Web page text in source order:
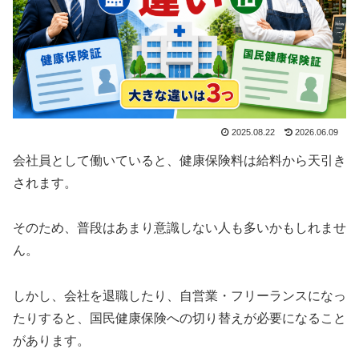
2025.08.22 2026.06.09
会社員として働いていると、健康保険料は給料から天引き
されます。
そのため、普段はあまり意識しない人も多いかもしれませ
ん。
しかし、会社を退職したり、自営業・フリーランスになっ
たりすると、国民健康保険への切り替えが必要になること
があります。